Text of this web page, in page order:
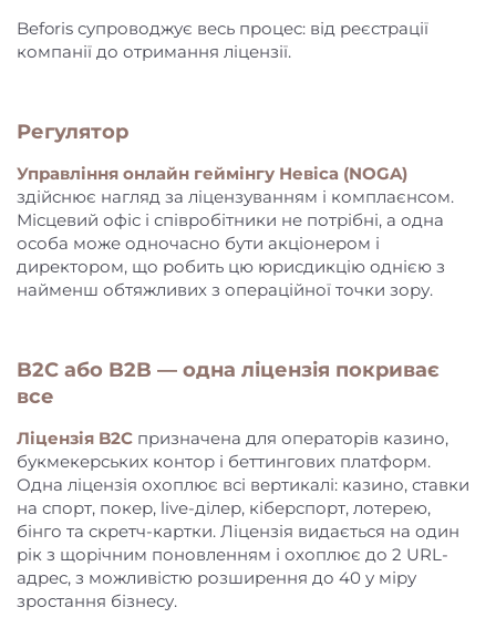
Beforis супроводжує весь процес: від реєстрації
компанії до отримання ліцензії.
Регулятор
Управління онлайн геймінгу Невіса (NOGA)
здійснює нагляд за ліцензуванням і комплаєнсом.
Місцевий офіс і співробітники не потрібні, а одна
особа може одночасно бути акціонером і
директором, що робить цю юрисдикцію однією з
найменш обтяжливих з операційної точки зору.
B2C або B2B — одна ліцензія покриває
все
Ліцензія B2C призначена для операторів казино,
букмекерських контор і беттингових платформ.
Одна ліцензія охоплює всі вертикалі: казино, ставки
на спорт, покер, live-ділер, кіберспорт, лотерею,
бінго та скретч-картки. Ліцензія видається на один
рік з щорічним поновленням і охоплює до 2 URL-
адрес, з можливістю розширення до 40 у міру
зростання бізнесу.